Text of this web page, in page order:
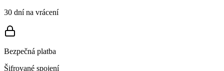
30 dní na vrácení
Bezpečná platba
Šifrované spojení